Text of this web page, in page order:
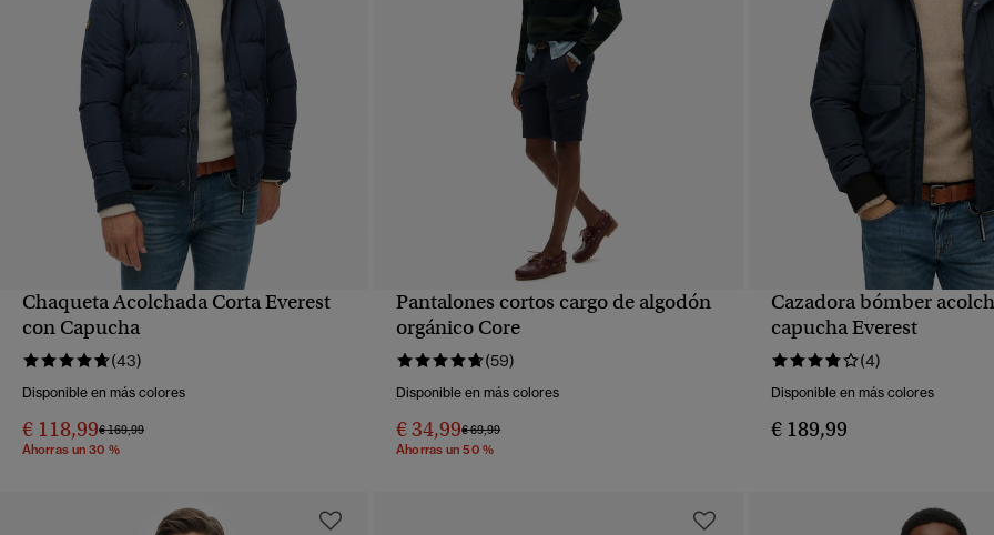
Chaqueta Acolchada Corta Everest
con Capucha
(43)
Disponible en más colores
€ 118,99Precio rebajado de
€ 169,99a
Ahorras un 30 %
VISTA RÁPIDA
Pantalones cortos cargo de algodón
orgánico Core
(59)
Disponible en más colores
€ 34,99Precio rebajado de
€ 69,99a
Ahorras un 50 %
Cazadora bómber
capucha Everest
(4)
Disponible en más colores
€ 189,99